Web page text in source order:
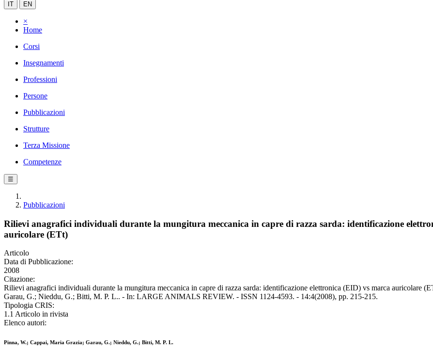
IT EN
×
Home
Corsi
Insegnamenti
Professioni
Persone
Pubblicazioni
Strutture
Terza Missione
Competenze
☰
Pubblicazioni
Rilievi anagrafici individuali durante la mungitura meccanica in capre di razza sarda: identificazione
auricolare (ETt)
Articolo
Data di Pubblicazione:
2008
Citazione:
Rilievi anagrafici individuali durante la mungitura meccanica in capre di razza sarda: identificazione elettronica (EID) vs marca auricolare
Garau, G.; Nieddu, G.; Bitti, M. P. L.. - In: LARGE ANIMALS REVIEW. - ISSN 1124-4593. - 14:4(2008), pp. 215-215.
Tipologia CRIS:
1.1 Articolo in rivista
Elenco autori:
Pinna, W.; Cappai, Maria Grazia; Garau, G.; Nieddu, G.; Bitti, M. P. L.